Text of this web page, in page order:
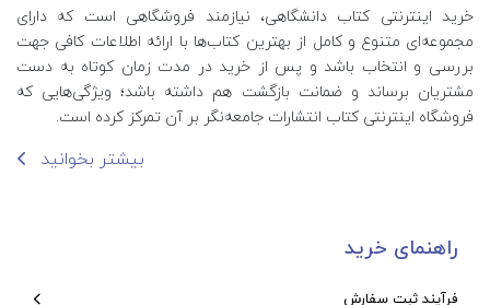
خرید اینترنتی کتاب‌ دانشگاهی، نیازمند فروشگاهی است که دارای
مجموعه‌ای متنوع و کامل از بهترین کتاب‌ها با ارائه اطلاعات کافی جهت
بررسی و انتخاب باشد و پس از خرید در مدت زمان کوتاه به دست
مشتریان برساند و ضمانت بازگشت هم داشته باشد؛ ویژگی‌هایی که
فروشگاه اینترنتی کتاب انتشارات جامعه‌نگر بر آن تمرکز کرده است.
بیشتر بخوانید
راهنمای خرید
فرآیند ثبت سفارش